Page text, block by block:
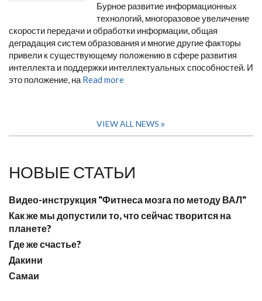
Бурное развитие информационных
технологий, многоразовое увеличение
скорости передачи и обработки информации, общая
деградация систем образования и многие другие факторы
привели к существующему положению в сфере развития
интеллекта и поддержки интеллектуальных способностей. И
это положение, на Read more
VIEW ALL NEWS
НОВЫЕ СТАТЬИ
Видео-инструкция "Фитнеса мозга по методу ВАЛ"
Как же мы допустили то, что сейчас творится на
планете?
Где же счастье?
Дакини
Самаи